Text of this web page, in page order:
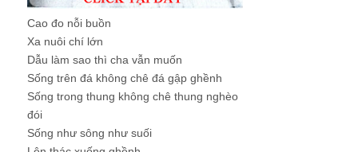
Cao đo nỗi buồn
Xa nuôi chí lớn
Dẫu làm sao thì cha vẫn muốn
Sống trên đá không chê đá gập ghềnh
Sống trong thung không chê thung nghèo
đói
Sống như sông như suối